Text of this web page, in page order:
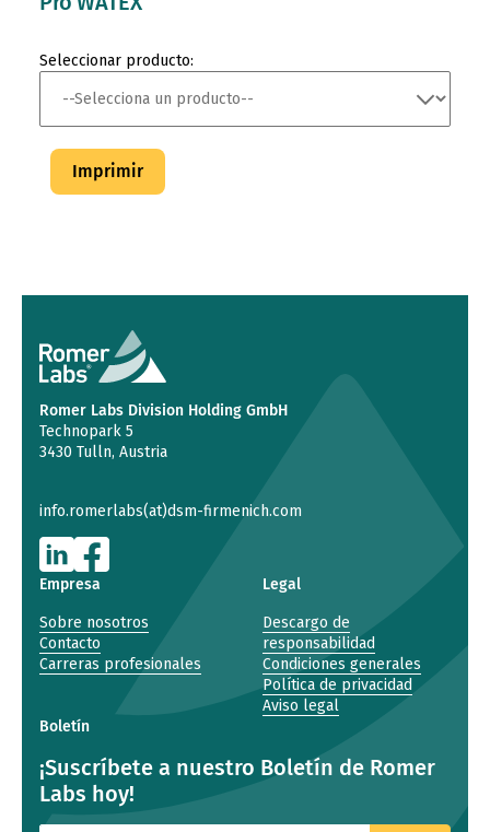
Seleccionar producto:
Imprimir
Romer Labs Division Holding GmbH
Technopark 5
3430 Tulln, Austria
info.romerlabs(at)dsm-firmenich.com
Empresa
Sobre nosotros
Contacto
Carreras profesionales
Legal
Descargo de
responsabilidad
Condiciones generales
Política de privacidad
Aviso legal
Boletín
¡Suscríbete a nuestro Boletín de Romer
Labs hoy!